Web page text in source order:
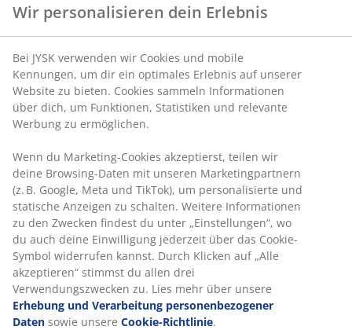
Wir personalisieren dein Erlebnis
Bei JYSK verwenden wir Cookies und mobile
Kennungen, um dir ein optimales Erlebnis auf unserer
Website zu bieten. Cookies sammeln Informationen
über dich, um Funktionen, Statistiken und relevante
Werbung zu ermöglichen.
Wenn du Marketing-Cookies akzeptierst, teilen wir
deine Browsing-Daten mit unseren Marketingpartnern
(z. B. Google, Meta und TikTok), um personalisierte und
statische Anzeigen zu schalten. Weitere Informationen
zu den Zwecken findest du unter „Einstellungen“, wo
du auch deine Einwilligung jederzeit über das Cookie-
Symbol widerrufen kannst. Durch Klicken auf „Alle
akzeptieren“ stimmst du allen drei
Verwendungszwecken zu. Lies mehr über unsere
Erhebung und Verarbeitung personenbezogener
Daten sowie unsere Cookie-Richtlinie.